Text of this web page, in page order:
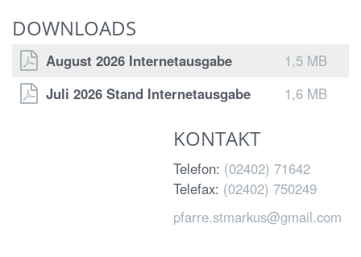
DOWNLOADS
August 2026 Internetausgabe
1,5 MB
Juli 2026 Stand Internetausgabe
1,6 MB
KONTAKT
Telefon: (02402) 71642
Telefax: (02402) 750249
pfarre.stmarkus@gmail.com